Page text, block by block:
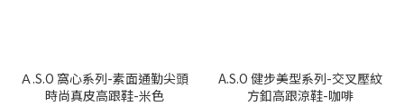
Ａ.S.O 窩心系列-素面通勤尖頭
時尚真皮高跟鞋-米色
A.S.O 健步美型系列-交叉壓紋
方釦高跟涼鞋-咖啡